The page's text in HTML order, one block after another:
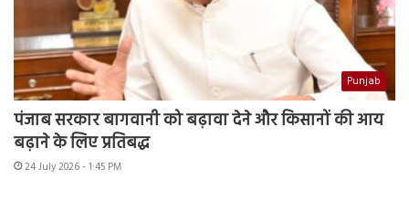
Punjab
पंजाब सरकार बागवानी को बढ़ावा देने और किसानों की आय
बढ़ाने के लिए प्रतिबद्ध
24 July 2026 - 1:45 PM